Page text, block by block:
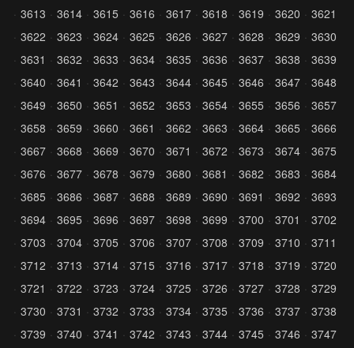
3613
3614 3615 3616 3617 3618 3619 3620
3621
3622
3623 3624 3625 3626 3627 3628 3629
3630
3631
3632 3633 3634 3635 3636 3637 3638
3639
3640
3641 3642 3643 3644 3645 3646 3647
3648
3649
3650 3651 3652 3653 3654 3655 3656
3657
3658
3659 3660 3661 3662 3663 3664 3665
3666
3667
3668 3669 3670 3671 3672 3673 3674
3675
3676
3677 3678 3679 3680 3681 3682 3683
3684
3685
3686 3687 3688 3689 3690 3691 3692
3693
3694
3695 3696 3697 3698 3699 3700 3701
3702
3703
3704 3705 3706 3707 3708 3709 3710
3711
3712
3713 3714 3715 3716 3717 3718 3719
3720
3721
3722 3723 3724 3725 3726 3727 3728
3729
3730
3731 3732 3733 3734 3735 3736 3737
3738
3739
3740 3741 3742 3743 3744 3745 3746
3747